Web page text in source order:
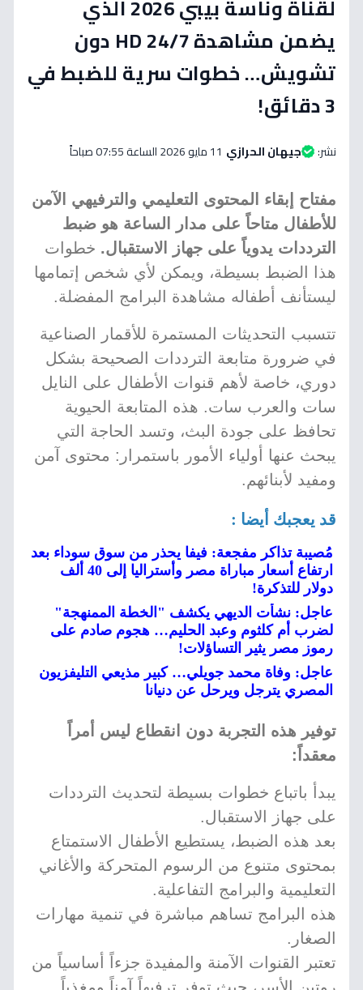
لقناة وناسة بيبي 2026 الذي
يضمن مشاهدة 24/7 HD دون
تشويش… خطوات سرية للضبط في
3 دقائق!
نشر: جيهان الحرازي 11 مايو 2026 الساعة 07:55 صباحاً
مفتاح إبقاء المحتوى التعليمي والترفيهي الآمن
للأطفال متاحاً على مدار الساعة هو ضبط
الترددات يدوياً على جهاز الاستقبال. خطوات
هذا الضبط بسيطة، ويمكن لأي شخص إتمامها
ليستأنف أطفاله مشاهدة البرامج المفضلة.
تتسبب التحديثات المستمرة للأقمار الصناعية
في ضرورة متابعة الترددات الصحيحة بشكل
دوري، خاصة لأهم قنوات الأطفال على النايل
سات والعرب سات. هذه المتابعة الحيوية
تحافظ على جودة البث، وتسد الحاجة التي
يبحث عنها أولياء الأمور باستمرار: محتوى آمن
ومفيد لأبنائهم.
قد يعجبك أيضا :
مُصيبة تذاكر مفجعة: فيفا يحذر من سوق سوداء بعد
ارتفاع أسعار مباراة مصر وأستراليا إلى 40 ألف
دولار للتذكرة!
عاجل: نشأت الديهي يكشف "الخطة الممنهجة"
لضرب أم كلثوم وعبد الحليم… هجوم صادم على
رموز مصر يثير التساؤلات!
عاجل: وفاة محمد جويلي… كبير مذيعي التليفزيون
المصري يترجل ويرحل عن دنيانا
توفير هذه التجربة دون انقطاع ليس أمراً
معقداً:
يبدأ باتباع خطوات بسيطة لتحديث الترددات
على جهاز الاستقبال.
بعد هذه الضبط، يستطيع الأطفال الاستمتاع
بمحتوى متنوع من الرسوم المتحركة والأغاني
التعليمية والبرامج التفاعلية.
هذه البرامج تساهم مباشرة في تنمية مهارات
الصغار.
تعتبر القنوات الآمنة والمفيدة جزءاً أساسياً من